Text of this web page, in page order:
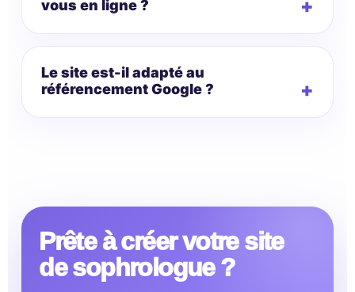
vous en ligne ?
Le site est-il adapté au
référencement Google ?
Prête à créer votre site
de sophrologue ?